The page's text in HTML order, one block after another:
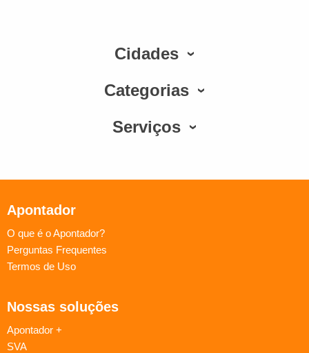
Cidades
Categorias
Serviços
Apontador
O que é o Apontador?
Perguntas Frequentes
Termos de Uso
Nossas soluções
Apontador +
SVA